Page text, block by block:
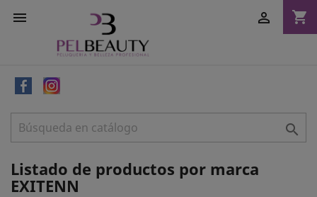
 shopping_cart


Listado de productos por marca
EXITENN